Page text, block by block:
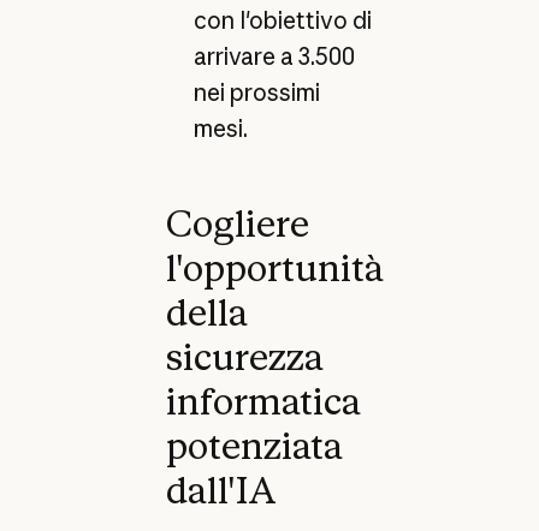
con l'obiettivo di
arrivare a 3.500
nei prossimi
mesi.
Cogliere
l'opportunità
della
sicurezza
informatica
potenziata
dall'IA